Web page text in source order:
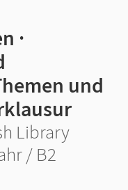
·
und
Library
/ B2